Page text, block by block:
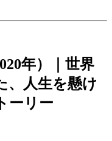
年）｜世界
、人生を懸け
ーリー